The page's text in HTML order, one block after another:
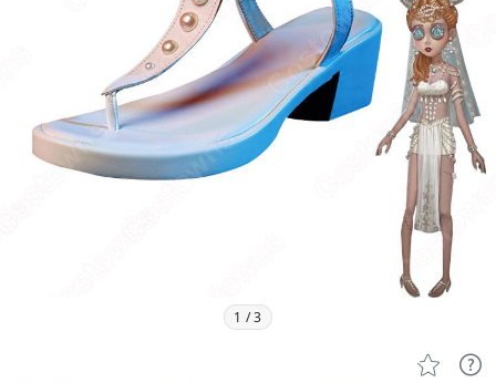
1 /3
 